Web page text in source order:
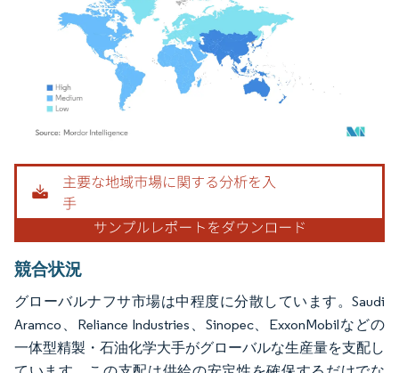
画像 © Mordor Intelligence。再利用にはCC BY 4.0の表示が必要です。
競合状況
グローバルナフサ市場は中程度に分散しています。Saudi
Aramco、Reliance Industries、Sinopec、ExxonMobilなどの
一体型精製・石油化学大手がグローバルな生産量を支配し